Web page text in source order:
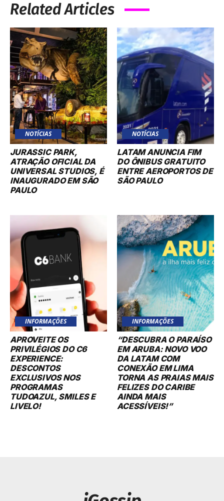
Related Articles
NOTÍCIAS
JURASSIC PARK,
ATRAÇÃO OFICIAL DA
UNIVERSAL STUDIOS, É
INAUGURADO EM SÃO
PAULO
NOTÍCIAS
LATAM ANUNCIA FIM
DO ÔNIBUS GRATUITO
ENTRE AEROPORTOS DE
SÃO PAULO
INFORMAÇÕES
APROVEITE OS
PRIVILÉGIOS DO C6
EXPERIENCE:
DESCONTOS
EXCLUSIVOS NOS
PROGRAMAS
TUDOAZUL, SMILES E
LIVELO!
INFORMAÇÕES
“DESCUBRA O PARAÍSO
EM ARUBA: NOVO VOO
DA LATAM COM
CONEXÃO EM LIMA
TORNA AS PRAIAS MAIS
FELIZES DO CARIBE
AINDA MAIS
ACESSÍVEIS!”